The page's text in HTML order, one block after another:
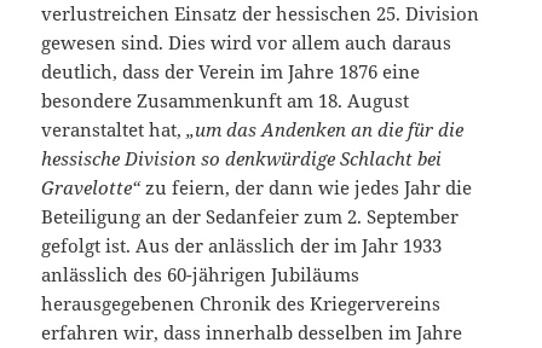
verlustreichen Einsatz der hessischen 25. Division
gewesen sind. Dies wird vor allem auch daraus
deutlich, dass der Verein im Jahre 1876 eine
besondere Zusammenkunft am 18. August
veranstaltet hat,„um das Andenken an die für die
hessische Division so denkwürdige Schlacht bei
Gravelotte“zu feiern, der dann wie jedes Jahr die
Beteiligung an der Sedanfeier zum 2. September
gefolgt ist. Aus der anlässlich der im Jahr 1933
anlässlich des 60-jährigen Jubiläums
herausgegebenen Chronik des Kriegervereins
erfahren wir, dass innerhalb desselben im Jahre